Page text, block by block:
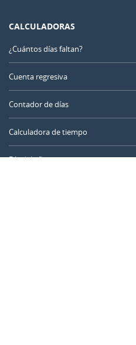
CALCULADORAS
¿Cuántos días faltan?
Cuenta regresiva
Contador de días
Calculadora de tiempo
Día del año